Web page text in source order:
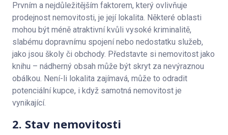
Prvním a nejdůležitějším faktorem, který ovlivňuje
prodejnost nemovitosti, je její lokalita. Některé oblasti
mohou být méně atraktivní kvůli vysoké kriminalitě,
slabému dopravnímu spojení nebo nedostatku služeb,
jako jsou školy či obchody. Představte si nemovitost jako
knihu – nádherný obsah může být skryt za nevýraznou
obálkou. Není-li lokalita zajímavá, může to odradit
potenciální kupce, i když samotná nemovitost je
vynikající.
2. Stav nemovitosti